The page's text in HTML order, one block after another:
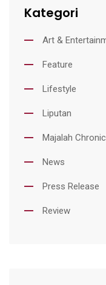
Kategori
Art &
Feature
Lifestyle
Liputan
Majalah
News
Press Release
Review